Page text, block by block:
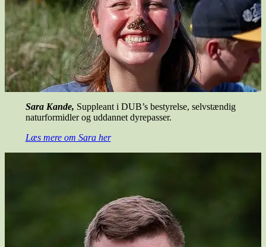
Sara Kande, Suppleant i DUB’s bestyrelse, selvstændig
naturformidler og uddannet dyrepasser.
Læs mere om Sara her